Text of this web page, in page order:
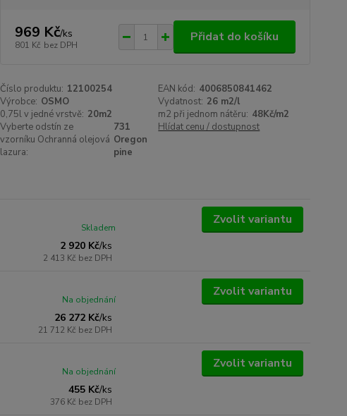
969 Kč/ks
801 Kč bez DPH
Přidat do košíku
Číslo produktu: 12100254 EAN kód: 4006850841462
Výrobce: OSMO Vydatnost: 26 m2/l
0,75l v jedné vrstvě: 20m2 m2 při jednom nátěru: 48Kč/m2
Vyberte odstín ze
vzorníku Ochranná olejová
lazura:
731
Oregon
pine
Hlídat cenu / dostupnost
2 920 Kč/ks
2 413 Kč bez DPH
Skladem
Zvolit variantu
26 272 Kč/ks
21 712 Kč bez DPH
Na objednání
Zvolit variantu
455 Kč/ks
376 Kč bez DPH
Na objednání
Zvolit variantu